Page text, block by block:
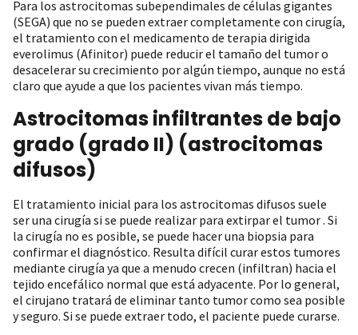
Para los astrocitomas subependimales de células gigantes
(SEGA) que no se pueden extraer completamente con cirugía,
el tratamiento con el medicamento de terapia dirigida
everolimus (Afinitor) puede reducir el tamaño del tumor o
desacelerar su crecimiento por algún tiempo, aunque no está
claro que ayude a que los pacientes vivan más tiempo.
Astrocitomas infiltrantes de bajo
grado (grado II) (astrocitomas
difusos)
El tratamiento inicial para los astrocitomas difusos suele
ser una cirugía si se puede realizar para extirpar el tumor . Si
la cirugía no es posible, se puede hacer una biopsia para
confirmar el diagnóstico. Resulta difícil curar estos tumores
mediante cirugía ya que a menudo crecen (infiltran) hacia el
tejido encefálico normal que está adyacente. Por lo general,
el cirujano tratará de eliminar tanto tumor como sea posible
y seguro. Si se puede extraer todo, el paciente puede curarse.